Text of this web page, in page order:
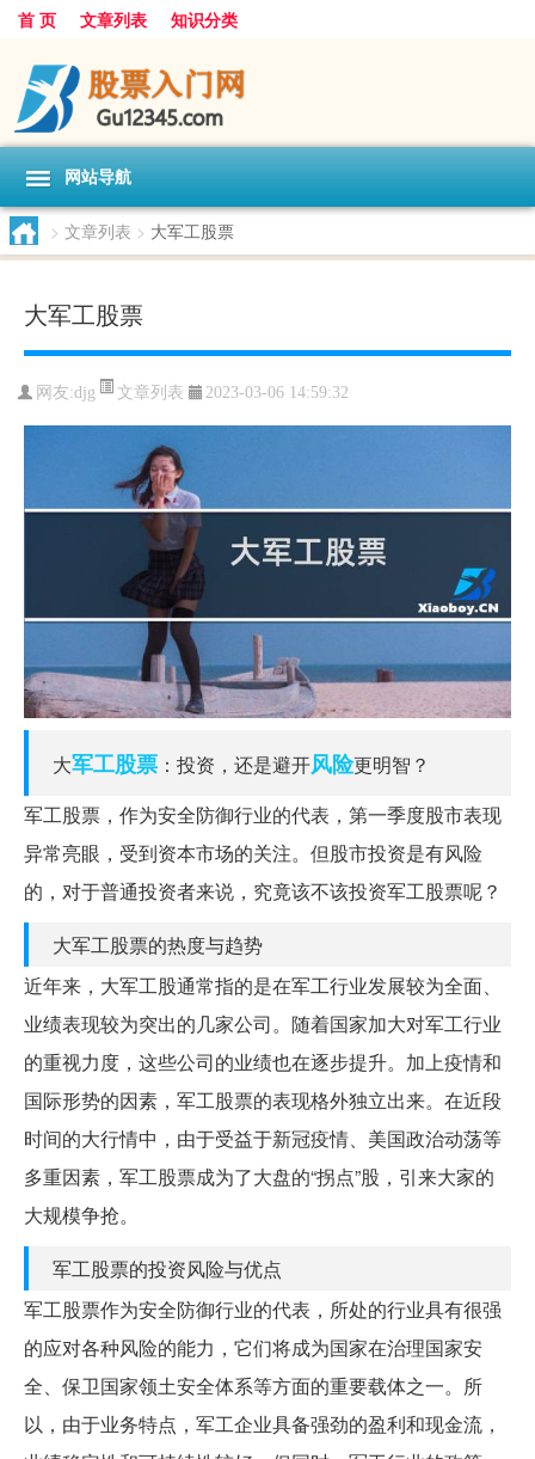
首 页 文章列表 知识分类
网站导航
> 文章列表 > 大军工股票
大军工股票
网友:djg 文章列表 2023-03-06 14:59:32
大军工股票 ：投资，还是避开风险更明智？
军工股票，作为安全防御行业的代表，第一季度股市表现
异常亮眼，受到资本市场的关注。但股市投资是有风险
的，对于普通投资者来说，究竟该不该投资军工股票呢？
大军工股票的热度与趋势
近年来，大军工股通常指的是在军工行业发展较为全面、
业绩表现较为突出的几家公司。随着国家加大对军工行业
的重视力度，这些公司的业绩也在逐步提升。加上疫情和
国际形势的因素，军工股票的表现格外独立出来。在近段
时间的大行情中，由于受益于新冠疫情、美国政治动荡等
多重因素，军工股票成为了大盘的“拐点”股，引来大家的
大规模争抢。
军工股票的投资风险与优点
军工股票作为安全防御行业的代表，所处的行业具有很强
的应对各种风险的能力，它们将成为国家在治理国家安
全、保卫国家领土安全体系等方面的重要载体之一。所
以，由于业务特点，军工企业具备强劲的盈利和现金流，